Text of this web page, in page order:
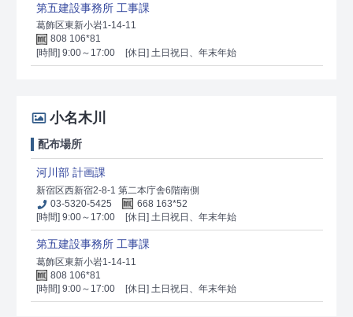
第五建設事務所 工事課
葛飾区東新小岩1-14-11
808 106*81
[時間] 9:00～17:00
[休日] 土日祝日、年末年始
小名木川
配布場所
河川部 計画課
新宿区西新宿2-8-1 第二本庁舎6階南側
03-5320-5425
668 163*52
[時間] 9:00～17:00
[休日] 土日祝日、年末年始
第五建設事務所 工事課
葛飾区東新小岩1-14-11
808 106*81
[時間] 9:00～17:00
[休日] 土日祝日、年末年始